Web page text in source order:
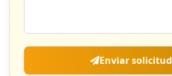
Enviar solicitud